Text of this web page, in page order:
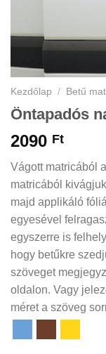
Kezdőlap / Betű
Öntapadós
2090 Ft
Vágott matricából
matricából
majd applikáló
egyesével
egyszerre is
hogy betűkre
szöveget
oldalon. Vagy
méret a szöveg